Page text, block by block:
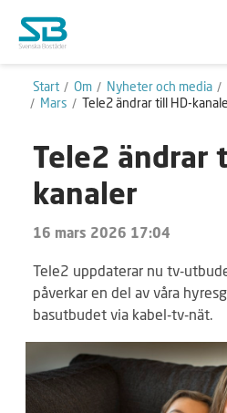
Start Om Nyheter och media
Mars
Tele2 ändrar till HD-
Tele2 ändrar
kanaler
16 mars 2026 17:04
Tele2 uppdaterar nu tv-
påverkar en del av våra
basutbudet via kabel-tv-nät.